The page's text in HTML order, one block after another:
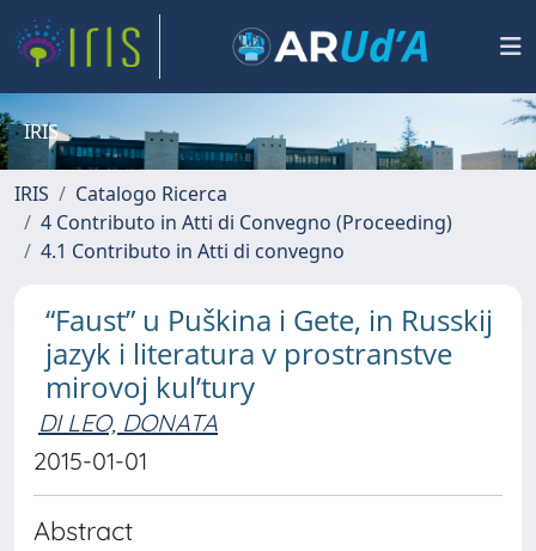
IRIS
IRIS
Catalogo Ricerca
4 Contributo in Atti di Convegno (Proceeding)
4.1 Contributo in Atti di convegno
“Faust” u Puškina i Gete, in Russkij
jazyk i literatura v prostranstve
mirovoj kul’tury
DI LEO, DONATA
2015-01-01
Abstract